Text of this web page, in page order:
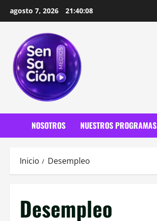
agosto 7, 2026 21:40:10
NOSOTROS NUESTROS PROGRAMAS
Inicio Desempleo
Desempleo